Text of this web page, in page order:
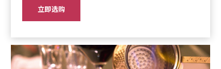
立即选购